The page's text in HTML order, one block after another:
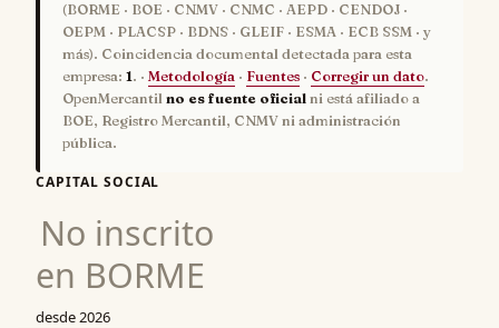
(BORME · BOE · CNMV · CNMC · AEPD · CENDOJ ·
OEPM · PLACSP · BDNS · GLEIF · ESMA · ECB SSM · y
más). Coincidencia documental detectada para esta
empresa: 1. · Metodología · Fuentes · Corregir un dato.
OpenMercantil no es fuente oficial ni está afiliado a
BOE, Registro Mercantil, CNMV ni administración
pública.
CAPITAL SOCIAL
No inscrito
en BORME
desde 2026